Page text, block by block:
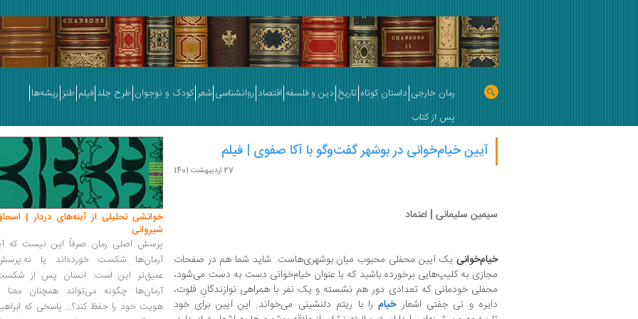
رمان خارجی داستان کوتاه تاریخ دین و فلسفه اقتصاد روانشناسی شعر کودک و نوجوان طرح جلد فیلم طنز ریشه‌ها
پس از کتاب
آیین خیام‌خوانی در بوشهر گفت‌وگو با آکا صفوی | فیلم
27 اردیبهشت 1401
سیمین سلیمانی | اعتماد
خیام‌خوانی یک آیین محفلی محبوب میان بوشهری‌هاست. شاید شما هم در صفحات
مجازی به کلیپ‌هایی برخورده باشید که با عنوان خیام‌خوانی دست به دست می‌شود،
محفلی خودمانی که تعدادی دور هم نشسته و یک نفر با همراهی نوازندگانِ فلوت،
دایره و نی جفتی اشعارخیامرا با ریتم دلنشینی می‌خواند. این آیین برای خود
خوانشی تحلیلی از آینه‌های دردار |
شیروانی
پرسش اصلی رمان صرفاً این نیست که
آرمان‌ها شکست خورده‌اند یا
عمیق‌تر این است: انسان پس از
آرمان‌ها چگونه می‌تواند همچنان معنا
هویت خود را حفظ کند؟... پاسخی که